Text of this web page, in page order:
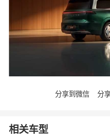
分享到微信 分
相关车型